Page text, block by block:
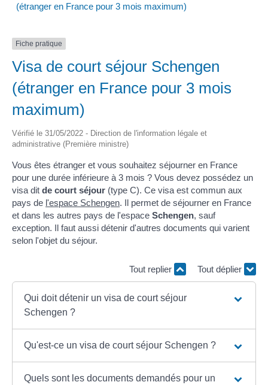
(étranger en France pour 3 mois maximum)
Fiche pratique
Visa de court séjour Schengen
(étranger en France pour 3 mois
maximum)
Vérifié le 31/05/2022 - Direction de l'information légale et
administrative (Première ministre)
Vous êtes étranger et vous souhaitez séjourner en France
pour une durée inférieure à 3 mois ? Vous devez possédez un
visa dit de court séjour (type C). Ce visa est commun aux
pays de l'espace Schengen. Il permet de séjourner en France
et dans les autres pays de l'espace Schengen, sauf
exception. Il faut aussi détenir d'autres documents qui varient
selon l'objet du séjour.
Tout replier Tout déplier
Qui doit détenir un visa de court séjour
Schengen ?
Qu'est-ce un visa de court séjour Schengen ?
Quels sont les documents demandés pour un